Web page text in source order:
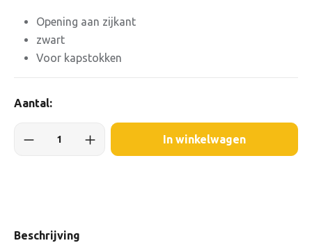
Opening aan zijkant
zwart
Voor kapstokken
Aantal:
In winkelwagen
Beschrijving